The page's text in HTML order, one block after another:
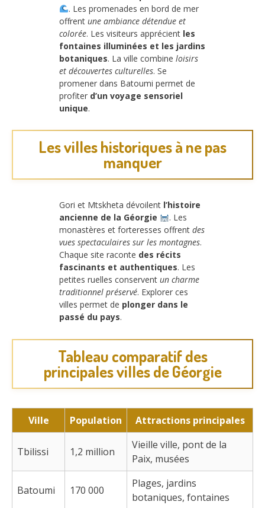
. Les promenades en bord de mer
offrent une ambiance détendue et
colorée. Les visiteurs apprécient les
fontaines illuminées et les jardins
botaniques. La ville combine loisirs
et découvertes culturelles. Se
promener dans Batoumi permet de
profiter d’un voyage sensoriel
unique.
Les villes historiques à ne pas
manquer
Gori et Mtskheta dévoilent l’histoire
ancienne de la Géorgie
. Les
monastères et forteresses offrent des
vues spectaculaires sur les montagnes.
Chaque site raconte des récits
fascinants et authentiques. Les
petites ruelles conservent un charme
traditionnel préservé. Explorer ces
villes permet de plonger dans le
passé du pays.
Tableau comparatif des
principales villes de Géorgie
Ville Population Attractions principales
Tbilissi 1,2 million
Vieille ville, pont de la
Paix, musées
Batoumi 170 000
Plages, jardins
botaniques, fontaines